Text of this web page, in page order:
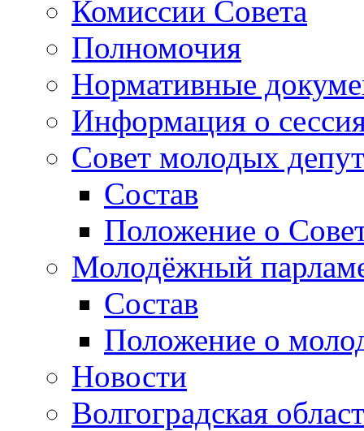
Комиссии Совета
Полномочия
Нормативные
Информация о
Совет молодых
Состав
Положение о
Молодёжный
Состав
Положение о
Новости
Волгоградская